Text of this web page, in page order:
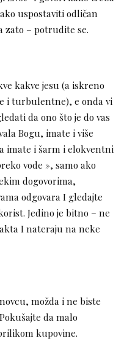
uspostaviti odličan
zato – potrudite se.
kakve jesu (a iskreno
i turbulentne), e onda vi
da ono što je do vas
Bogu, imate i više
imate i šarm i elokventni
vode », samo ako
dogovorima,
odgovara I gledajte
Jedino je bitno – ne
I nateraju na neke
možda i ne biste
da malo
kupovine.